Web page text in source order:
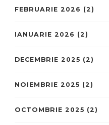
FEBRUARIE 2026 (2)
IANUARIE 2026 (2)
DECEMBRIE 2025 (2)
NOIEMBRIE 2025 (2)
OCTOMBRIE 2025 (2)